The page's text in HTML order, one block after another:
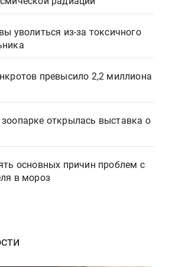
уволиться из-за токсичного
превысило 2,2 миллиона
открылась выставка о
основных причин проблем с
в мороз